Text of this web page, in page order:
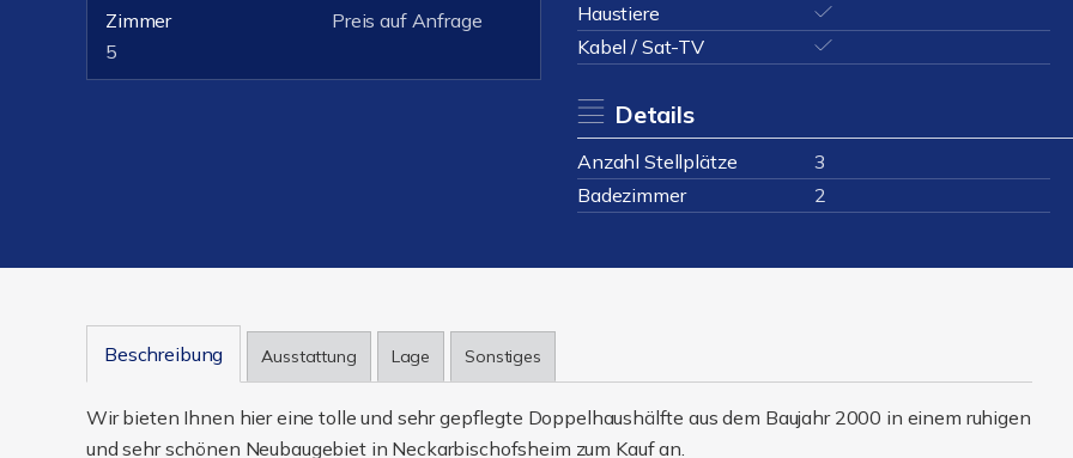
Zimmer
5
Preis auf Anfrage
Haustiere
Kabel / Sat-TV
Details
Anzahl Stellplätze 3
Badezimmer
2
Beschreibung Ausstattung Lage Sonstiges
Wir bieten Ihnen hier eine tolle und sehr gepflegte Doppelhaushälfte aus dem Baujahr 2000 in einem ruhigen
und sehr schönen Neubaugebiet in Neckarbischofsheim zum Kauf an.